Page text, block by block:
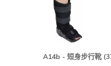
A14b - 短身步行靴